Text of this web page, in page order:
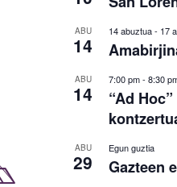
ABU
14
14 abuztua- 17
ABU
14
7:00 pm- 8:30
“Ad
ABU
29
Egun guztia
Gazteen